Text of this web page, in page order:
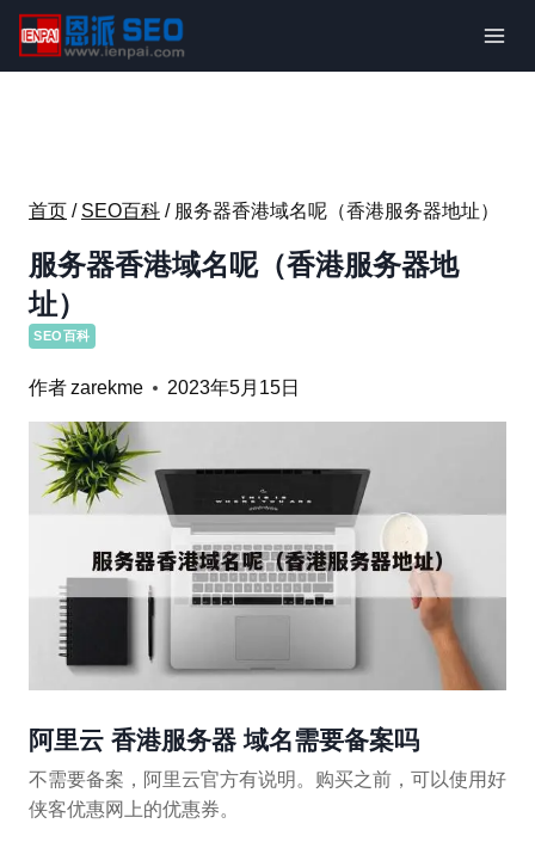
内
首页 / SEO百科 / 服务器香港域名呢（香港服务器地址）
服务器香港域名呢（香港服务器地
址）
SEO百科
作者zarekme 2023年5月15日
阿里云 香港服务器 域名需要备案吗
不需要备案，阿里云官方有说明。购买之前，可以使用好
侠客优惠网上的优惠券。